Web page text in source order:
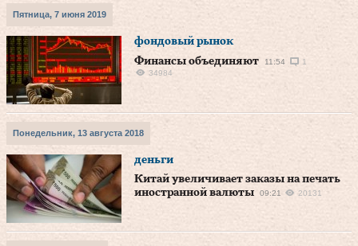
Пятница, 7 июня 2019
фондовый рынок
Финансы объединяют
11:54
1
34984
Понедельник, 13 августа 2018
деньги
Китай увеличивает заказы на печать
иностранной валюты
09:21 20131